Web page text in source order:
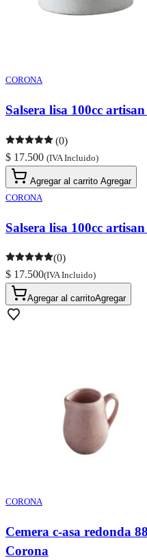
CORONA
Salsera lisa 100cc
(0)
$ 17.500 (IVA Incluido)
Agregar al carrito Agregar
CORONA
Salsera lisa 100cc
(0)
$ 17.500(IVA Incluido)
Agregar al carritoAgregar
CORONA
Cemera c-asa redonda
Corona